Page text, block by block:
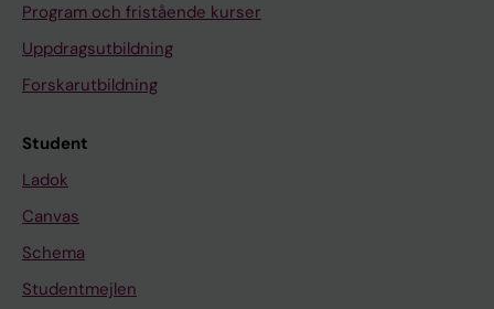
Program och fristående kurser
Uppdragsutbildning
Forskarutbildning
Student
Ladok
Canvas
Schema
Studentmejlen